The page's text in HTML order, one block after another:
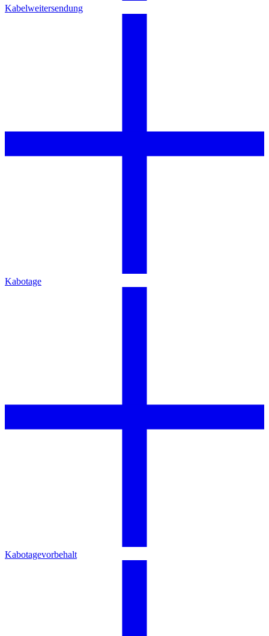
Kabelweitersendung
Kabotage
Kabotagevorbehalt